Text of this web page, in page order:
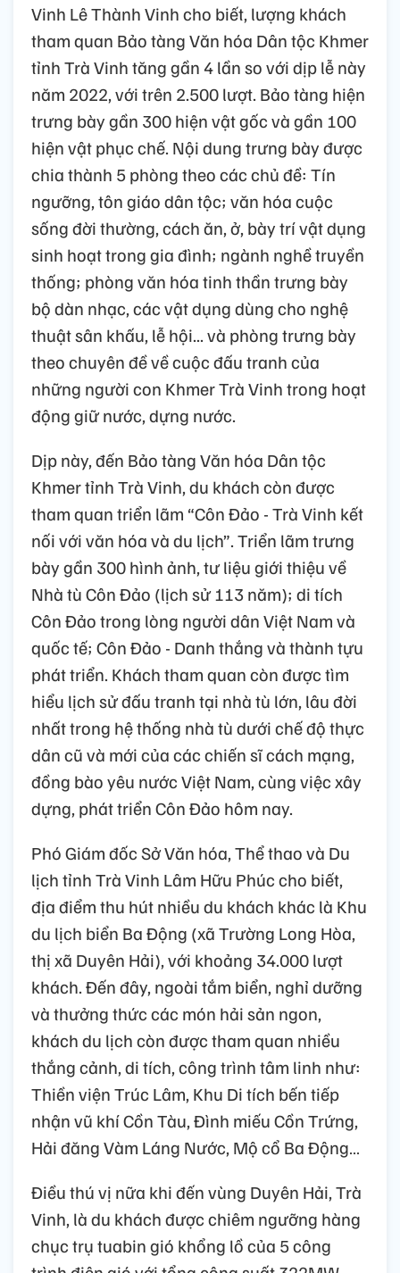
Vinh Lê Thành Vinh cho biết, lượng khách
tham quan Bảo tàng Văn hóa Dân tộc Khmer
tỉnh Trà Vinh tăng gần 4 lần so với dịp lễ này
năm 2022, với trên 2.500 lượt. Bảo tàng hiện
trưng bày gần 300 hiện vật gốc và gần 100
hiện vật phục chế. Nội dung trưng bày được
chia thành 5 phòng theo các chủ đề: Tín
ngưỡng, tôn giáo dân tộc; văn hóa cuộc
sống đời thường, cách ăn, ở, bày trí vật dụng
sinh hoạt trong gia đình; ngành nghề truyền
thống; phòng văn hóa tinh thần trưng bày
bộ dàn nhạc, các vật dụng dùng cho nghệ
thuật sân khấu, lễ hội... và phòng trưng bày
theo chuyên đề về cuộc đấu tranh của
những người con Khmer Trà Vinh trong hoạt
động giữ nước, dựng nước.
Dịp này, đến Bảo tàng Văn hóa Dân tộc
Khmer tỉnh Trà Vinh, du khách còn được
tham quan triển lãm “Côn Đảo - Trà Vinh kết
nối với văn hóa và du lịch”. Triển lãm trưng
bày gần 300 hình ảnh, tư liệu giới thiệu về
Nhà tù Côn Đảo (lịch sử 113 năm); di tích
Côn Đảo trong lòng người dân Việt Nam và
quốc tế; Côn Đảo - Danh thắng và thành tựu
phát triển. Khách tham quan còn được tìm
hiểu lịch sử đấu tranh tại nhà tù lớn, lâu đời
nhất trong hệ thống nhà tù dưới chế độ thực
dân cũ và mới của các chiến sĩ cách mạng,
đồng bào yêu nước Việt Nam, cùng việc xây
dựng, phát triển Côn Đảo hôm nay.
Phó Giám đốc Sở Văn hóa, Thể thao và Du
lịch tỉnh Trà Vinh Lâm Hữu Phúc cho biết,
địa điểm thu hút nhiều du khách khác là Khu
du lịch biển Ba Động (xã Trường Long Hòa,
thị xã Duyên Hải), với khoảng 34.000 lượt
khách. Đến đây, ngoài tắm biển, nghỉ dưỡng
và thưởng thức các món hải sản ngon,
khách du lịch còn được tham quan nhiều
thắng cảnh, di tích, công trình tâm linh như:
Thiền viện Trúc Lâm, Khu Di tích bến tiếp
nhận vũ khí Cồn Tàu, Đình miếu Cồn Trứng,
Hải đăng Vàm Láng Nước, Mộ cổ Ba Động…
Điều thú vị nữa khi đến vùng Duyên Hải, Trà
Vinh, là du khách được chiêm ngưỡng hàng
chục trụ tuabin gió khổng lồ của 5 công